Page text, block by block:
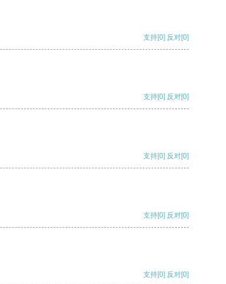
支持[0] 反对[0]
支持[0] 反对[0]
支持[0] 反对[0]
支持[0] 反对[0]
支持[0] 反对[0]